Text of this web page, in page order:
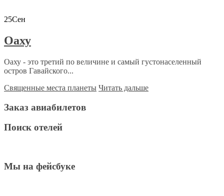
25Сен
Оаху
Оаху - это третий по величине и самый густонаселенный
остров Гавайского...
Священные места планеты Читать дальше
Заказ авиабилетов
Поиск отелей
Мы на фейсбуке